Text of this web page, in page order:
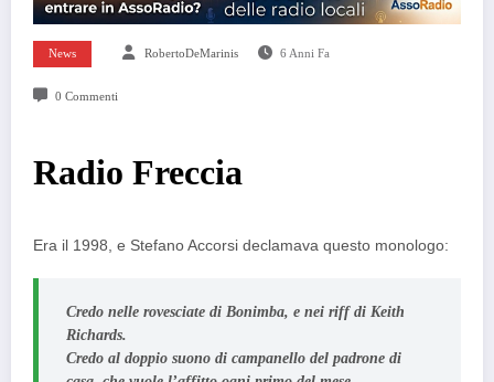
News RobertoDeMarinis 6 Anni Fa
0 Commenti
Radio Freccia
Era il 1998, e Stefano Accorsi declamava questo monologo:
Credo nelle rovesciate di Bonimba, e nei riff di Keith
Richards.
Credo al doppio suono di campanello del padrone di